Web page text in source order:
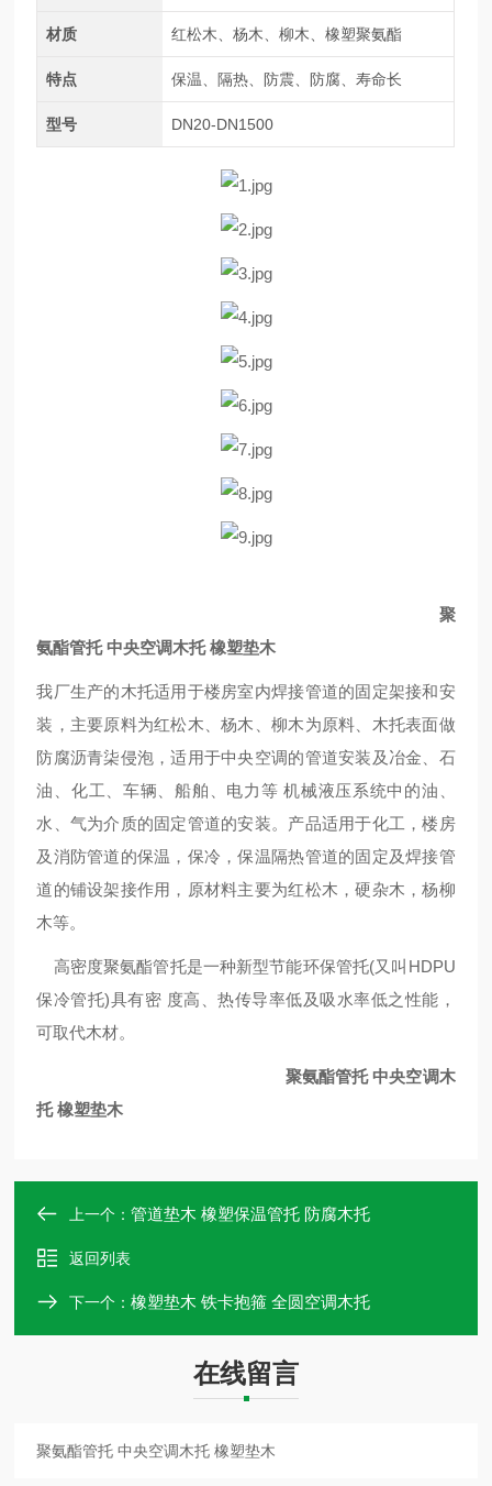
材质 红松木、杨木、柳木、橡塑聚氨酯
特点 保温、隔热、防震、防腐、寿命长
型号 DN20-DN1500
聚
氨酯管托 中央空调木托 橡塑垫木
我厂生产的木托适用于楼房室内焊接管道的固定架接和安
装，主要原料为红松木、杨木、柳木为原料、木托表面做
防腐沥青柒侵泡，适用于中央空调的管道安装及冶金、石
油、化工、车辆、船舶、电力等 机械液压系统中的油、
水、气为介质的固定管道的安装。产品适用于化工，楼房
及消防管道的保温，保冷，保温隔热管道的固定及焊接管
道的铺设架接作用，原材料主要为红松木，硬杂木，杨柳
木等。
高密度聚氨酯管托是一种新型节能环保管托(又叫HDPU
保冷管托)具有密 度高、热传导率低及吸水率低之性能，
可取代木材。
聚氨酯管托 中央空调木
托 橡塑垫木
上一个：管道垫木 橡塑保温管托 防腐木托
返回列表
下一个：橡塑垫木 铁卡抱箍 全圆空调木托
在线留言